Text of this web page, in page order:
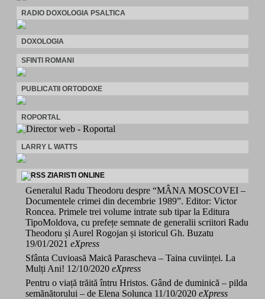
RADIO DOXOLOGIA PSALTICA
DOXOLOGIA
SFINTI ROMANI
PUBLICATII ORTODOXE
ROPORTAL
LARRY L WATTS
ZIARISTI ONLINE
Generalul Radu Theodoru despre “MÂNA MOSCOVEI –
Documentele crimei din decembrie 1989”. Editor: Victor
Roncea. Primele trei volume intrate sub tipar la Editura
TipoMoldova, cu prefețe semnate de generalii scriitori Radu
Theodoru și Aurel Rogojan și istoricul Gh. Buzatu
19/01/2021 eXpress
Sfânta Cuvioasă Maică Parascheva – Taina cuviinței. La
Mulți Ani! 12/10/2020 eXpress
Pentru o viață trăită întru Hristos. Gând de duminică – pilda
semănătorului – de Elena Solunca 11/10/2020 eXpress